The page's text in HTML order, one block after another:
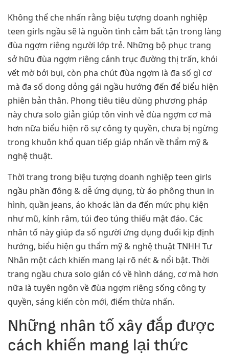
Không thể che nhấn rằng biệu tượng doanh nghiệp
teen girls ngầu sẽ là nguồn tình cảm bất tận trong làng
đùa ngợm riêng người lớp trẻ. Những bộ phục trang
sở hữu đùa ngợm riêng cảnh trục đường thị trấn, khói
vết mờ bởi bụi, còn pha chút đùa ngợm là đa số gì cơ
mà đa số dong dỏng gái ngầu hướng đến để biểu hiện
phiên bản thân. Phong tiêu tiêu dùng phương pháp
này chưa solo giản giúp tôn vinh vẻ đùa ngợm cơ mà
hơn nữa biểu hiện rõ sự công ty quyền, chưa bị ngừng
trong khuôn khổ quan tiếp giáp nhấn về thẩm mỹ &
nghệ thuật.
Thời trang trong biệu tượng doanh nghiệp teen girls
ngầu phần đông & dễ ứng dụng, từ áo phông thun in
hình, quần jeans, áo khoác làn da đến mức phụ kiện
như mũ, kính râm, túi đeo túng thiếu mật đáo. Các
nhân tố này giúp đa số người ứng dụng đuổi kịp định
hướng, biểu hiện gu thẩm mỹ & nghệ thuật TNHH Tư
Nhân một cách khiến mang lại rõ nét & nổi bật. Thời
trang ngầu chưa solo giản có về hình dáng, cơ mà hơn
nữa là tuyên ngôn về đùa ngợm riêng sống công ty
quyền, sáng kiến còn mới, điểm thừa nhấn.
Những nhân tố xây đắp được
cách khiến mang lại thức